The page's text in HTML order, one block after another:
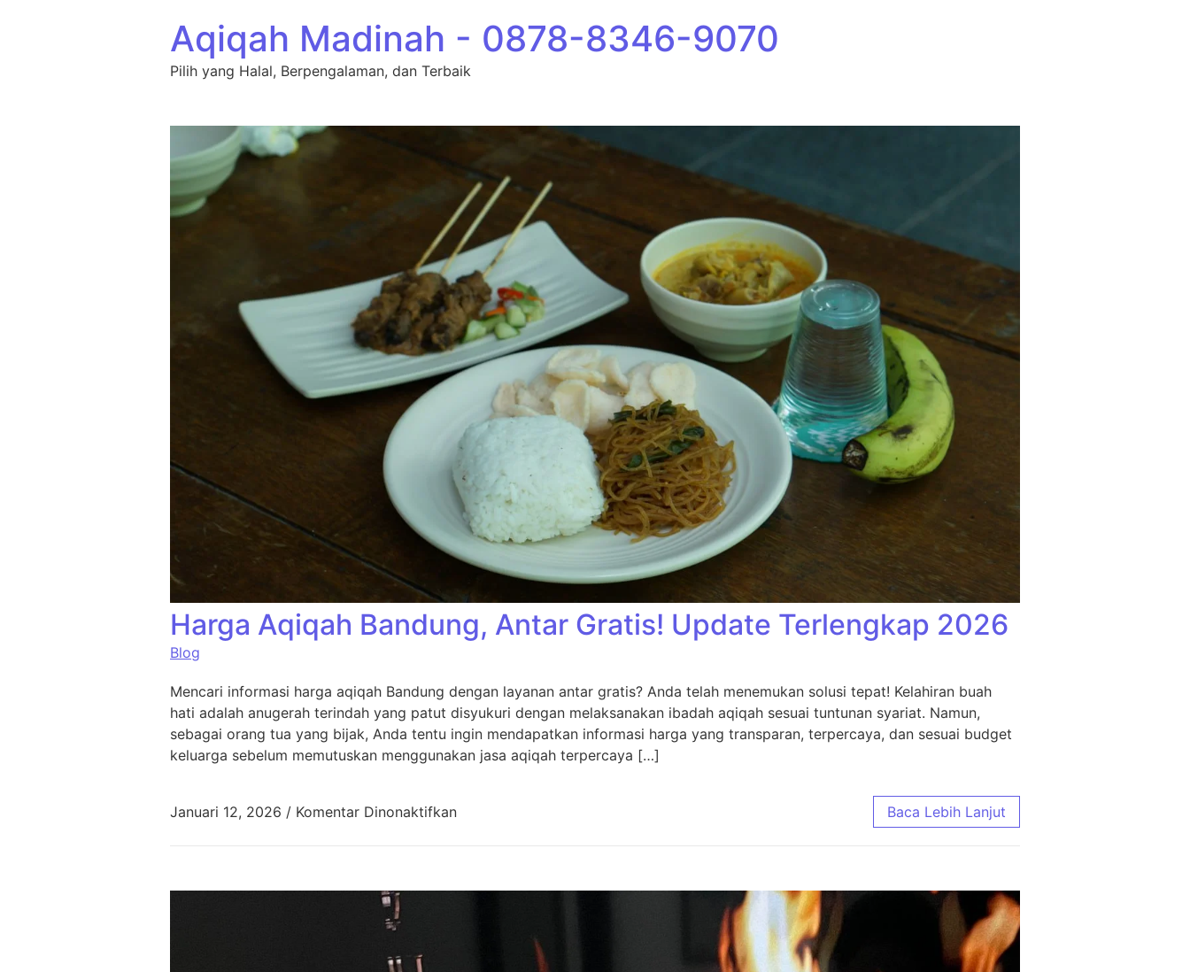
Aqiqah Madinah - 0878-8346-9070
Pilih yang Halal, Berpengalaman, dan Terbaik
Harga Aqiqah Bandung, Antar Gratis! Update Terlengkap 2026
Blog
Mencari informasi harga aqiqah Bandung dengan layanan antar gratis? Anda telah menemukan solusi tepat! Kelahiran buah
hati adalah anugerah terindah yang patut disyukuri dengan melaksanakan ibadah aqiqah sesuai tuntunan syariat. Namun,
sebagai orang tua yang bijak, Anda tentu ingin mendapatkan informasi harga yang transparan, terpercaya, dan sesuai budget
keluarga sebelum memutuskan menggunakan jasa aqiqah terpercaya […]
Januari 12, 2026 / Komentar Dinonaktifkanpada Harga Aqiqah Bandung, Antar Gratis! Update Terlengkap 2026Baca Lebih Lanjut